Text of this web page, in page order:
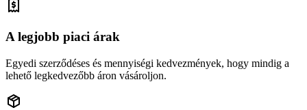
A legjobb piaci árak
Egyedi szerződéses és mennyiségi kedvezmények, hogy mindig a
lehető legkedvezőbb áron vásároljon.